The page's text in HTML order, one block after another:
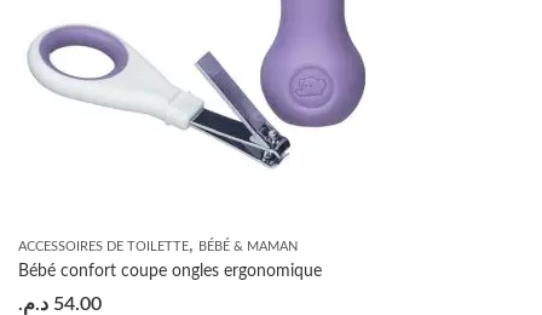
ACCESSOIRES DE TOILETTE, BÉBÉ & MAMAN
Bébé confort coupe ongles ergonomique
54.00 د.م.